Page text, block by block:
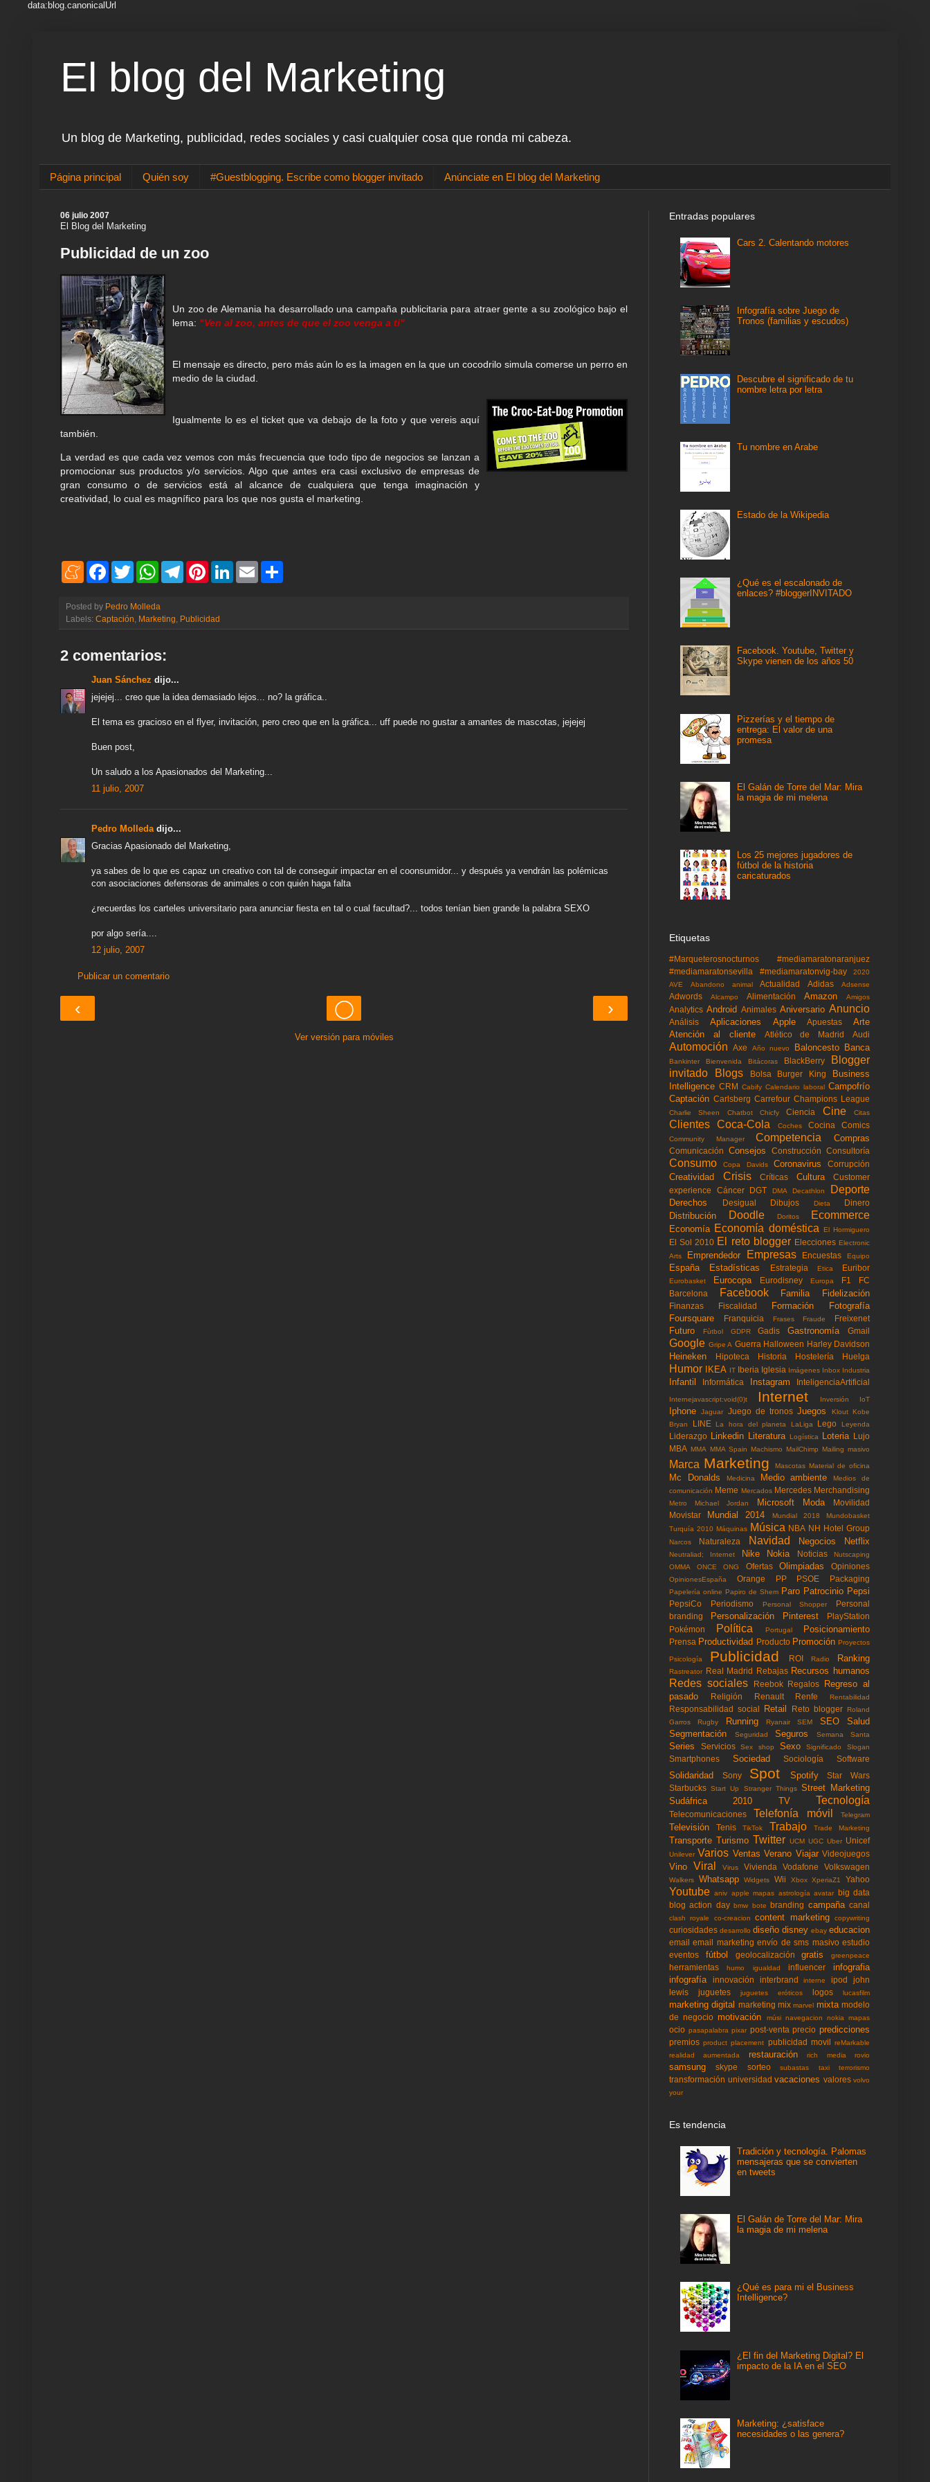
data:blog.canonicalUrl
El blog del Marketing
Un blog de Marketing, publicidad, redes sociales y casi cualquier cosa que ronda mi cabeza.
Página principal Quién soy #Guestblogging. Escribe como blogger invitado Anúnciate en El blog del Marketing
06 julio 2007
El Blog del Marketing
Publicidad de un zoo
Un zoo de Alemania ha desarrollado una campaña publicitaria para atraer gente a su zoológico bajo el
lema: "Ven al zoo, antes de que el zoo venga a ti"
El mensaje es directo, pero más aún lo es la imagen en la que un cocodrilo simula comerse un perro en
medio de la ciudad.
Igualmente lo es el ticket que va debajo de la foto y que vereis aquí
también.
La verdad es que cada vez vemos con más frecuencia que todo tipo de negocios se lanzan a
promocionar sus productos y/o servicios. Algo que antes era casi exclusivo de empresas de
gran consumo o de servicios está al alcance de cualquiera que tenga imaginación y
creatividad, lo cual es magnífico para los que nos gusta el marketing.
M
a
m
e
F
b
o
o
T
w
t
e
r
W
s
A
p
T
r
a
P
r
e
L
I
E
Posted by Pedro Molleda
Labels: Captación Marketing Publicidad
2 comentarios:
Juan Sánchez dijo...
jejejej... creo que la idea demasiado lejos... no? la gráfica..
El tema es gracioso en el flyer, invitación, pero creo que en la gráfica... uff puede no gustar a amantes de mascotas, jejejej
Buen post,
Un saludo a los Apasionados del Marketing...
11 julio, 2007
Pedro Molledadijo...
Gracias Apasionado del Marketing,
ya sabes de lo que es capaz un creativo con tal de conseguir impactar en el coonsumidor... y después ya vendrán las polémicas
con asociaciones defensoras de animales o con quién haga falta
¿recuerdas los carteles universitario para anunciar fiesta en tal o cual facultad?... todos tenían bien grande la palabra SEXO
por algo sería....
12 julio, 2007
Publicar un comentario
‹ ›
◯
Ver versión para móviles
Entradas populares
Cars 2. Calentando motores
Infografía sobre Juego de
Tronos (familias y escudos)
Descubre el significado de tu
nombre letra por letra
Tu nombre en Arabe
Estado de la Wikipedia
¿Qué es el escalonado de
enlaces? #bloggerINVITADO
Facebook. Youtube, Twitter y
Skype vienen de los años 50
Pizzerías y el tiempo de
entrega: El valor de una
promesa
El Galán de Torre del Mar: Mira
la magia de mi melena
Los 25 mejores jugadores de
fútbol de la historia
caricaturados
Etiquetas
#Marqueterosnocturnos
#mediamaratonaranjuez
#mediamaratonsevilla
#mediamaratonvig-bay
2020
AVE
Abandono animal Actualidad Adidas Adsense
Adwords Alcampo Alimentación Amazon Amigos
Analytics Android Animales Aniversario Anuncio
Análisis Aplicaciones Apple Apuestas
Arte
Atención al cliente
Atlético de Madrid Audi
Automoción Axe Año nuevo Baloncesto Banca
Bankinter Bienvenida Bitácoras BlackBerry
Blogger
invitado
Blogs Bolsa Burger King
Business
Intelligence CRM Cabify Calendario laboral Campofrío
Captación Carlsberg Carrefour Champions League
Charlie Sheen Chatbot Chicfy Ciencia Cine Citas
Clientes Coca-Cola Coches Cocina Comics
Community Manager Competencia Compras
Comunicación Consejos Construcción Consultoría
Consumo Copa Davids Coronavirus Corrupción
Creatividad Crisis Críticas Cultura
Customer
experience
Cáncer DGT DMA Decathlon Deporte
Derechos Desigual Dibujos Dieta Dinero
Distribución Doodle Doritos Ecommerce
Economía Economía doméstica El Hormiguero
El Sol 2010 El reto blogger Elecciones Electronic
Arts
Emprendedor Empresas Encuestas Equipo
España Estadísticas Estrategia Etica Euribor
Eurobasket Eurocopa Eurodisney Europa F1
FC
Barcelona
Facebook Familia Fidelización
Finanzas Fiscalidad Formación
Fotografía
Foursquare
Franquicia Frases Fraude Freixenet
Futuro Fùtbol GDPR Gadis Gastronomía Gmail
Google Gripe A Guerra Halloween Harley Davidson
Heineken Hipoteca Historia Hostelería Huelga
Humor IKEA IT Iberia Iglesia Imágenes Inbox Industria
Infantil Informática Instagram InteligenciaArtificial
Internejavascript:void(0)t Internet Inversión IoT
Iphone Jaguar Juego de tronos Juegos Klout Kobe
Bryan
LINE La hora del planeta LaLiga Lego Leyenda
Liderazgo Linkedin Literatura Logística Loteria Lujo
MBA MMA MMA Spain Machismo MailChimp Mailing masivo
Marca Marketing Mascotas Material de oficina
Mc Donalds Medicina Medio ambiente
Medios de
comunicación Meme Mercados Mercedes Merchandising
Metro Michael Jordan Microsoft Moda
Movilidad
Movistar
Mundial 2014 Mundial 2018
Mundobasket
Turquía 2010 Máquinas Música NBA NH Hotel Group
Narcos Naturaleza Navidad Negocios Netflix
Neutraliad; Internet Nike Nokia Noticias
Nutscaping
OMMA
ONCE ONG Ofertas Olimpiadas Opiniones
OpinionesEspaña Orange PP PSOE Packaging
Papelería online Papiro de Shem Paro Patrocinio Pepsi
PepsiCo Periodismo Personal Shopper
Personal
branding
Personalización Pinterest
PlayStation
Pokémon
Política Portugal Posicionamiento
Prensa Productividad Producto Promoción Proyectos
Psicología Publicidad ROI Radio Ranking
Rastreator Real Madrid Rebajas Recursos humanos
Redes sociales Reebok Regalos
Regreso al
pasado
Religión Renault Renfe Rentabilidad
Responsabilidad social Retail Reto blogger Roland
Garros
Rugby Running Ryanair SEM SEO
Salud
Segmentación
Seguridad Seguros Semana Santa
Series Servicios Sex shop Sexo Significado Slogan
Smartphones Sociedad Sociología Software
Solidaridad Sony Spot Spotify
Star Wars
Starbucks Start Up Stranger Things Street Marketing
Sudáfrica 2010
TV Tecnología
Telecomunicaciones Telefonía móvil Telegram
Televisión Tenis TikTok Trabajo Trade Marketing
Transporte Turismo Twitter UCM UGC Uber Unicef
Unilever Varios Ventas Verano Viajar Videojuegos
Vino Viral Virus Vivienda Vodafone Volkswagen
Walkers Whatsapp Widgets Wii Xbox XperiaZ1 Yahoo
Youtube aniv apple mapas astrología avatar big data
blog action day bmw bote branding campaña canal
clash royale co-creacion content marketing copywriting
curiosidades desarrollo diseño disney ebay educacion
email email marketing envío de sms masivo estudio
eventos
fútbol geolocalización gratis greenpeace
herramientas humo igualdad influencer
infografia
infografía
innovación interbrand interne ipod
john
lewis
juguetes juguetes eróticos logos lucasfilm
marketing digital marketing mix marvel mixta modelo
de negocio motivación músi navegacion nokia mapas
ocio pasapalabra pixar post-venta precio predicciones
premios product placement publicidad movil reMarkable
realidad aumentada
restauración rich media rovio
samsung skype sorteo subastas taxi terrorismo
transformación universidad vacaciones valores volvo
your
Es tendencia
Tradición y tecnología. Palomas
mensajeras que se convierten
en tweets
El Galán de Torre del Mar: Mira
la magia de mi melena
¿Qué es para mi el Business
Intelligence?
¿El fin del Marketing Digital? El
impacto de la IA en el SEO
Marketing: ¿satisface
necesidades o las genera?